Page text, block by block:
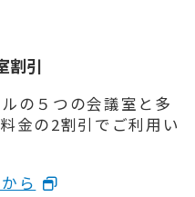
割引
の５つの会議室と多
⾦の2割引でご利用い
ら